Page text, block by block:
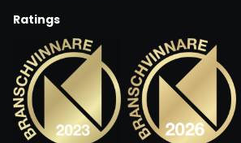
Ratings